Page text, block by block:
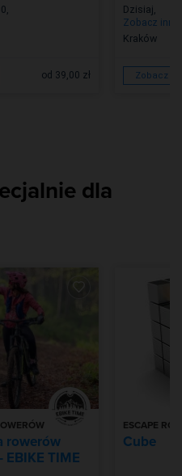
od 39,00 zł
Dzisiaj
Zobacz inne
Kraków
Zobacz
dla
rowerów
TIME
ESCAPE
Cube